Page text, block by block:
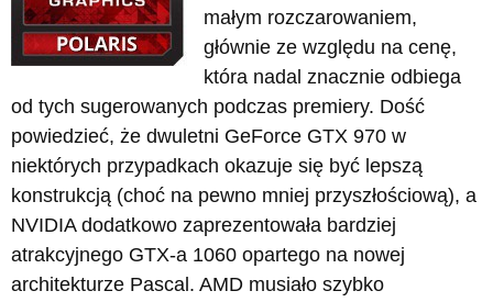
małym rozczarowaniem,
głównie ze względu na cenę,
która nadal znacznie odbiega
od tych sugerowanych podczas premiery. Dość
powiedzieć, że dwuletni GeForce GTX 970 w
niektórych przypadkach okazuje się być lepszą
konstrukcją (choć na pewno mniej przyszłościową), a
NVIDIA dodatkowo zaprezentowała bardziej
atrakcyjnego GTX-a 1060 opartego na nowej
architekturze Pascal. AMD musiało szybko